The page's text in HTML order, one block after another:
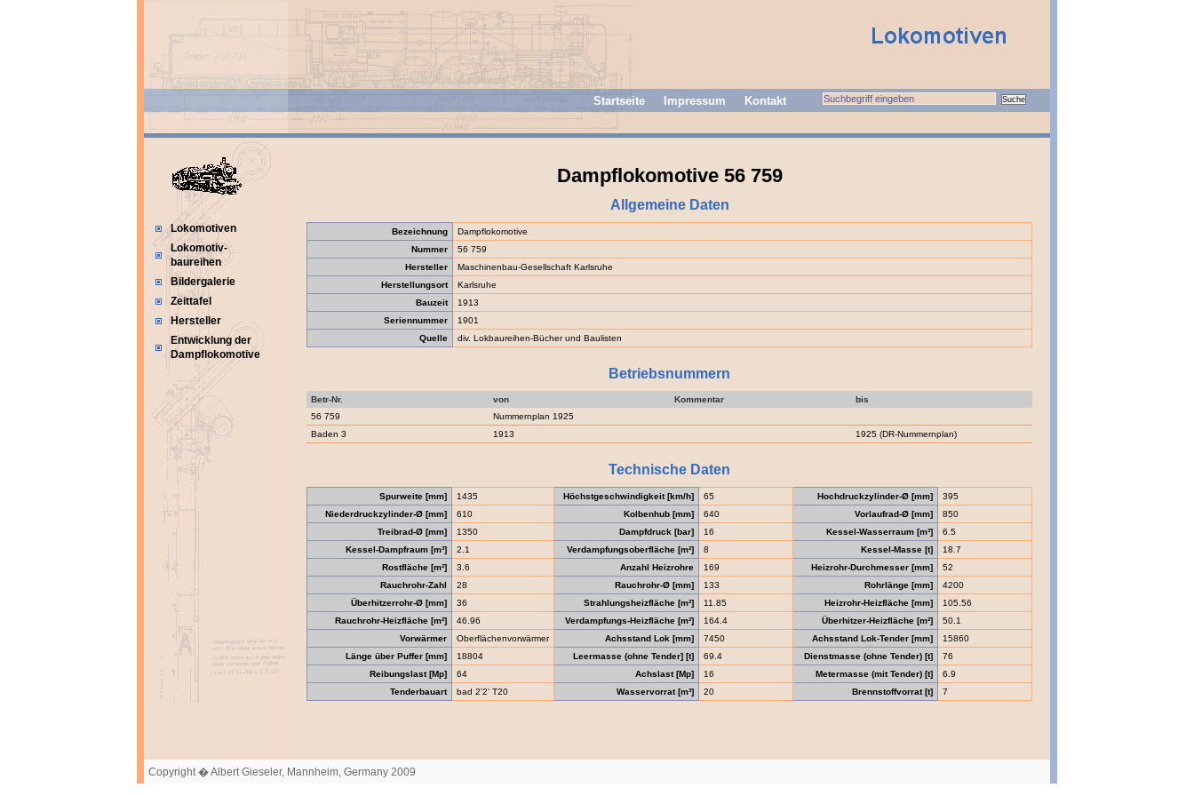
Startseite Impressum Kontakt
Lokomotiven
Lokomotiv-
baureihen
Bildergalerie
Zeittafel
Hersteller
Entwicklung der
Dampflokomotive
Dampflokomotive 56 759
Allgemeine Daten
Bezeichnung
Dampflokomotive
Nummer
56 759
Hersteller
Maschinenbau-Gesellschaft Karlsruhe
Herstellungsort
Karlsruhe
Bauzeit
1913
Seriennummer
1901
Quelle
div. Lokbaureihen-Bücher und Baulisten
Betriebsnummern
Betr-Nr. von Kommentar
bis
56 759
Nummernplan 1925
Baden 3
1913 1925 (DR-Nummernplan)
Technische Daten
Spurweite [mm] 1435 Höchstgeschwindigkeit [km/h] 65 Hochdruckzylinder-Ø [mm]
395
Niederdruckzylinder-Ø [mm]
610 Kolbenhub [mm] 640 Vorlaufrad-Ø [mm]
850
Treibrad-Ø [mm]
1350 Dampfdruck [bar] 16 Kessel-Wasserraum [m³]
6.5
Kessel-Dampfraum [m³]
2.1 Verdampfungsoberfläche [m²] 8 Kessel-Masse [t]
18.7
Rostfläche [m²]
3.6 Anzahl Heizrohre 169 Heizrohr-Durchmesser [mm]
52
Rauchrohr-Zahl
28 Rauchrohr-Ø [mm] 133 Rohrlänge [mm]
4200
Überhitzerrohr-Ø [mm]
36 Strahlungsheizfläche [m²] 11.85 Heizrohr-Heizfläche [mm]
105.56
Rauchrohr-Heizfläche [m²]
46.96 Verdampfungs-Heizfläche [m²] 164.4 Überhitzer-Heizfläche [m²]
50.1
Vorwärmer
Oberflächenvorwärmer Achsstand Lok [mm] 7450 Achsstand Lok-Tender [mm]
15860
Länge über Puffer [mm]
18804 Leermasse (ohne Tender] [t] 69.4 Dienstmasse (ohne Tender) [t]
76
Reibungslast [Mp]
64 Achslast [Mp] 16 Metermasse (mit Tender) [t]
6.9
Tenderbauart
bad 2'2' T20 Wasservorrat [m³] 20 Brennstoffvorrat [t] 7
Copyright � Albert Gieseler, Mannheim, Germany 2009